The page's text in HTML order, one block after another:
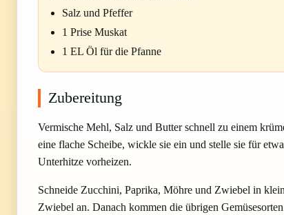
Salz und Pfeffer
1 Prise Muskat
1 EL Öl für die Pfanne
Zubereitung
Vermische Mehl, Salz und Butter schnell zu einem
eine flache Scheibe, wickle sie ein und stelle sie für
Unterhitze vorheizen.
Schneide Zucchini, Paprika, Möhre und Zwiebel in
Zwiebel an. Danach kommen die übrigen